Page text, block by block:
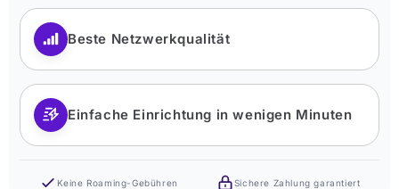
Beste Netzwerkqualität
Einfache Einrichtung in wenigen Minuten
Keine Roaming-Gebühren Sichere Zahlung garantiert